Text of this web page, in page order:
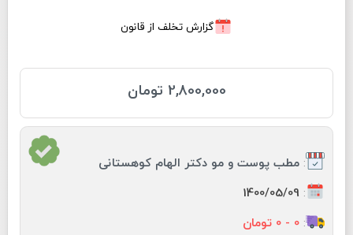
گزارش تخلف از قانون
2,800,000 تومان
: مطب پوست و مو دكتر الهام كوهستانى
:
1400/05/09
: 0 - 0 تومان